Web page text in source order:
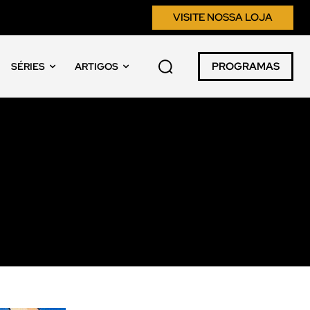
VISITE NOSSA LOJA
SÉRIES ARTIGOS PROGRAMAS